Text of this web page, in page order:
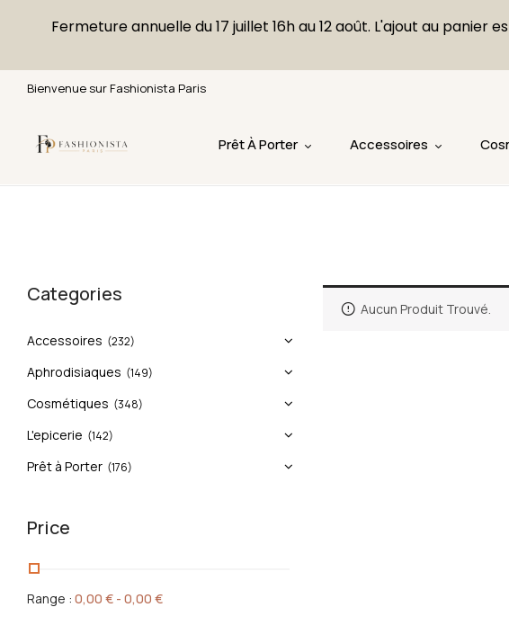
Bienvenue sur Fashionista Paris
Prêt À Porter Accessoires
Categories
Accessoires (232)
Aphrodisiaques (149)
Cosmétiques (348)
L'epicerie (142)
Prêt à Porter (176)
Price
Range : 0,00 € - 0,00 €
Aucun Produit Trouvé.
Fermeture annuelle du 17 juillet 16h au 12 août. L'ajout au